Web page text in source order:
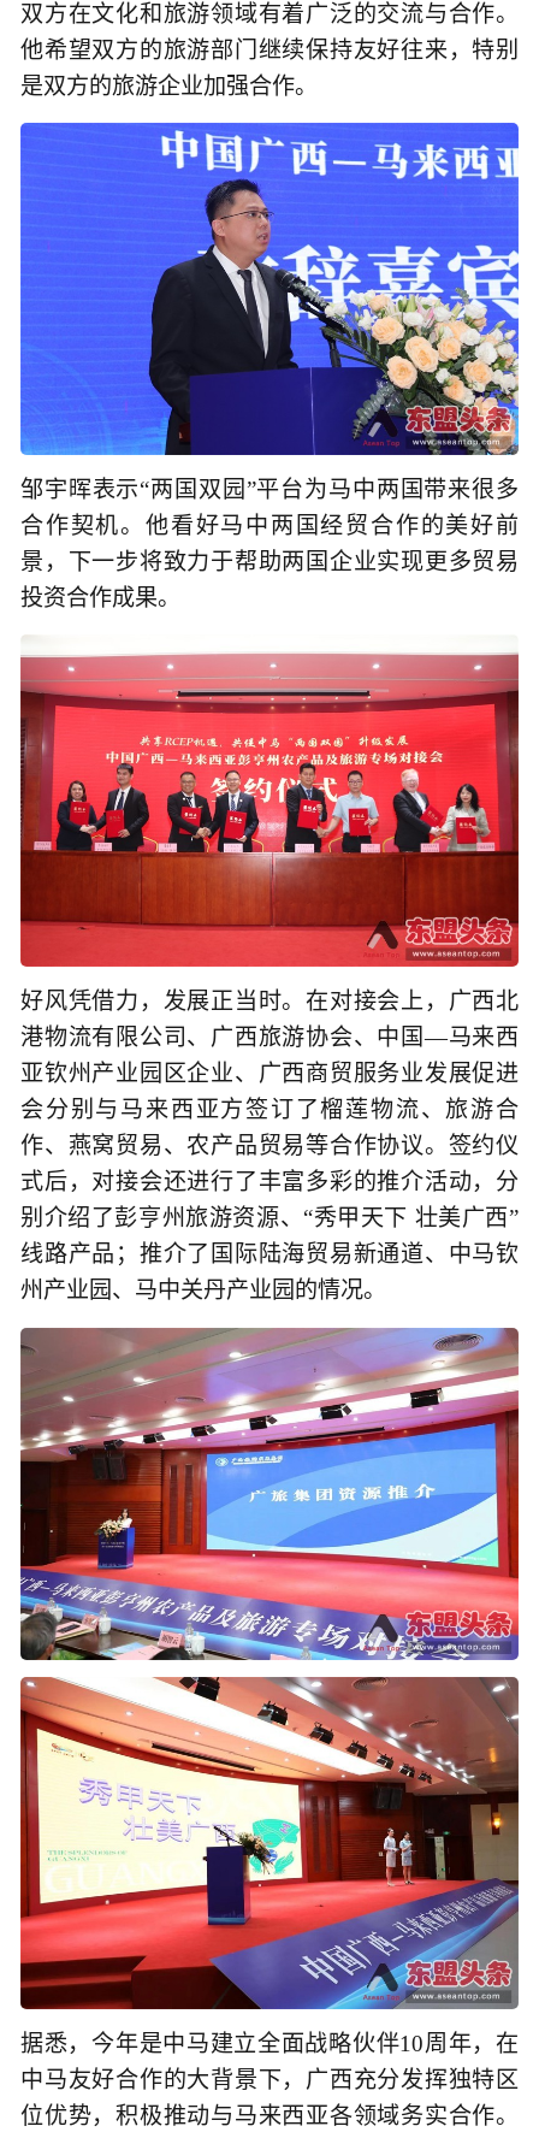
双方在文化和旅游领域有着广泛的交流与合作。
他希望双方的旅游部门继续保持友好往来，特别
是双方的旅游企业加强合作。
邹宇晖表示“两国双园”平台为马中两国带来很多
合作契机。他看好马中两国经贸合作的美好前
景，下一步将致力于帮助两国企业实现更多贸易
投资合作成果。
好风凭借力，发展正当时。在对接会上，广西北
港物流有限公司、广西旅游协会、中国—马来西
亚钦州产业园区企业、广西商贸服务业发展促进
会分别与马来西亚方签订了榴莲物流、旅游合
作、燕窝贸易、农产品贸易等合作协议。签约仪
式后，对接会还进行了丰富多彩的推介活动，分
别介绍了彭亨州旅游资源、“秀甲天下 壮美广西”
线路产品；推介了国际陆海贸易新通道、中马钦
州产业园、马中关丹产业园的情况。
据悉，今年是中马建立全面战略伙伴10周年，在
中马友好合作的大背景下，广西充分发挥独特区
位优势，积极推动与马来西亚各领域务实合作。